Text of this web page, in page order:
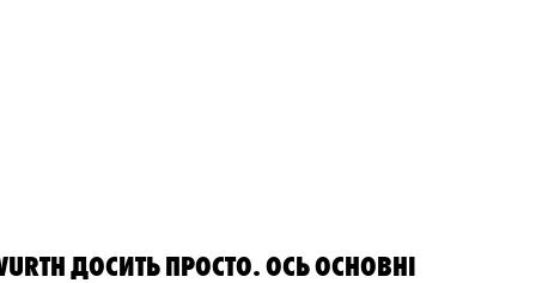
ДОСИТЬ ПРОСТО. ОСЬ ОСНОВНІ